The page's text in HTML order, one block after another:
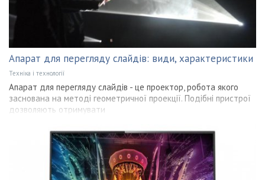
Апарат для перегляду слайдів: види, характеристики
Техніка і технології
Апарат для перегляду слайдів - це проектор, робота якого
заснована на методі геометричної проекції. Подібні пристрої
дозволяють отримувати